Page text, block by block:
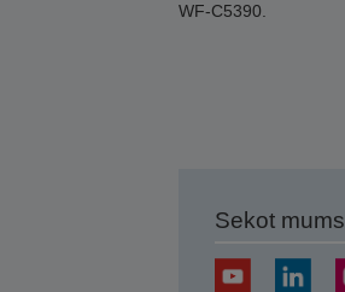
WF-C5390.
Sekot mums